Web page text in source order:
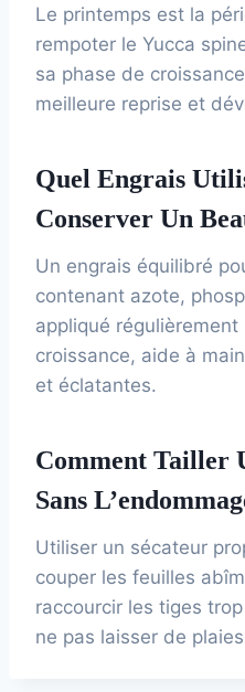
Le printemps est la
rempoter le Yucca
sa phase de
meilleure reprise et
Quel Engrais
Conserver Un
Un engrais équilibré
contenant azote,
appliqué
croissance, aide à
et éclatantes.
Comment Tailler
Sans
Utiliser un sécateur
couper les feuilles
raccourcir les tiges
ne pas laisser de